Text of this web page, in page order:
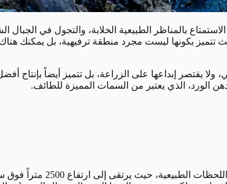
بالمناظر الطبيعية الخلابة، والتجول في
بكونها ليست مجرد منطقة ترفيهية، بل يمكنك هناك
ولا يقتصر إبداعها على الزراعة، بل تتميز أيضاً
الورد، الذي يعتبر من السمات المميزة للطائف.
تحلمون بتجربة فريدة في